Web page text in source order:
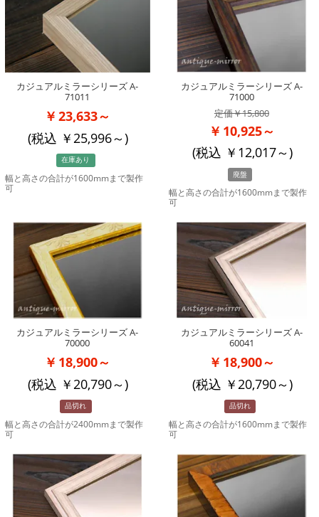
カジュアルミラーシリーズ A-
71011
23,633～
(税込
25,996～)
在庫あり
幅と高さの合計が1600mmまで製作
可
カジュアルミラーシリーズ A-
71000
15,800
10,925～
(税込
12,017～)
廃盤
幅と高さの合計が1600mmまで製作
可
カジュアルミラーシリーズ A-
70000
18,900～
(税込
20,790～)
品切れ
幅と高さの合計が2400mmまで製作
可
カジュアルミラーシリーズ A-
60041
18,900～
(税込
20,790～)
品切れ
幅と高さの合計が1600mmまで製作
可